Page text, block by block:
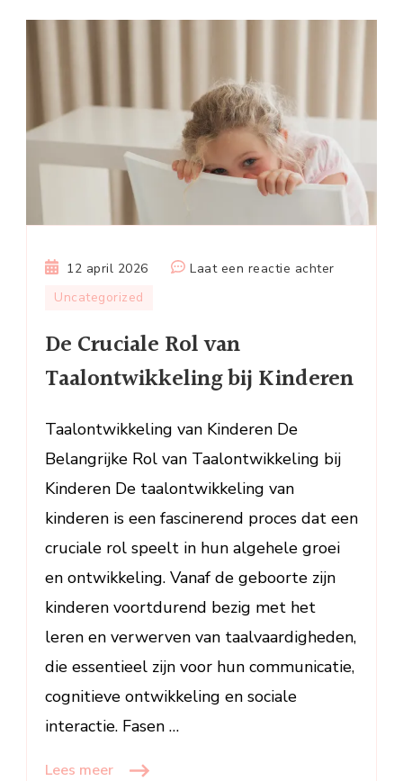
12 april 2026 Laat een reactie achterop
Uncategorized
De Cruciale Rol van
Taalontwikkeling bij Kinderen
Taalontwikkeling van Kinderen De
Belangrijke Rol van Taalontwikkeling bij
Kinderen De taalontwikkeling van
kinderen is een fascinerend proces dat een
cruciale rol speelt in hun algehele groei
en ontwikkeling. Vanaf de geboorte zijn
kinderen voortdurend bezig met het
leren en verwerven van taalvaardigheden,
die essentieel zijn voor hun communicatie,
cognitieve ontwikkeling en sociale
interactie. Fasen …
Lees meer